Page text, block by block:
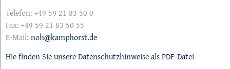
Telefon: +49 59 21 83 50 0
Fax: +49 59 21 83 50 55
E-Mail: noh@kamphorst.de
Hie finden Sie unsere Datenschutzhinweise als PDF-Datei